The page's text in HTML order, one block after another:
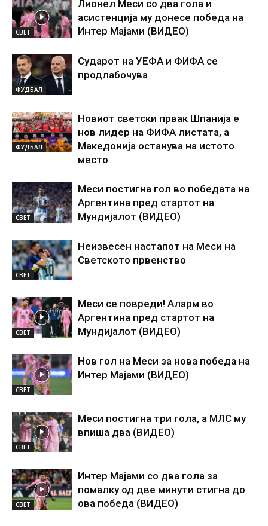
СВЕТ
Лионел Меси со два гола и
асистенција му донесе победа на
Интер Мајами (ВИДЕО)
ФУДБАЛ
Сударот на УЕФА и ФИФА се
продлабочува
ФУДБАЛ
Новиот светски првак Шпанија е
нов лидер на ФИФА листата, а
Македонија останува на истото
место
СВЕТ
Меси постигна гол во победата на
Аргентина пред стартот на
Мундијалот (ВИДЕО)
СВЕТ
Неизвесен настапот на Меси на
Светското првенство
СВЕТ
Меси се повреди! Аларм во
Аргентина пред стартот на
Мундијалот (ВИДЕО)
СВЕТ
Нов гол на Меси за нова победа на
Интер Мајами (ВИДЕО)
СВЕТ
Меси постигна три гола, а МЛС му
впиша два (ВИДЕО)
СВЕТ
Интер Мајами со два гола за
помалку од две минути стигна до
ова победа (ВИДЕО)